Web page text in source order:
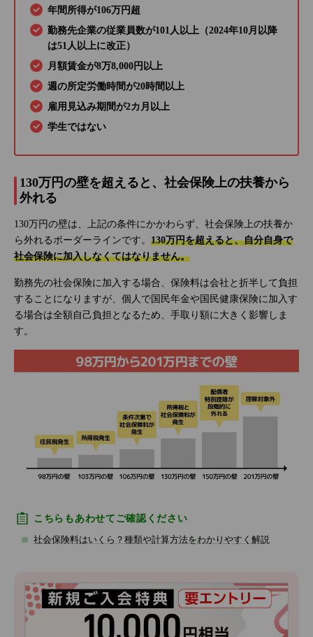
年間所得が106万円超
勤務先企業の従業員数が101人以上（2024年10月以降
は51人以上に改正）
月額賃金が8万8,000円以上
週の所定労働時間が20時間以上
雇用見込み期間が2カ月以上
学生ではない
130万円の壁を超えると、社会保険上の扶養から
外れる
130万円の壁は、上記の条件にかかわらず、社会保険上の扶養か
ら外れるボーダーラインです。 130万円を超えると、自分自身で
社会保険に加入しなくてはなりません。
勤務先の社会保険に加入する場合、保険料は会社と折半して負担
することになりますが、個人で国民年金や国民健康保険に加入す
る場合は全額自己負担となるため、手取り額に大きく影響しま
す。
こちらもあわせてご確認ください
社会保険料はいくら？種類や計算方法をわかりやすく解説